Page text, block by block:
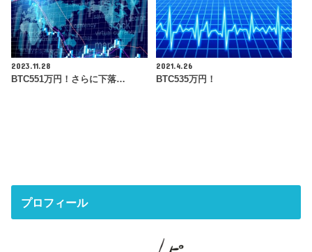
2023.11.28
BTC551万円！さらに下落…
2021.4.26
BTC535万円！
プロフィール